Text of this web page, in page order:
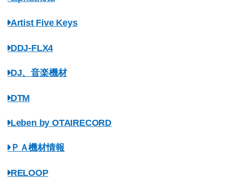
Artist Five Keys
DDJ-FLX4
DJ、音楽機材
DTM
Leben by OTAIRECORD
ＰＡ機材情報
RELOOP